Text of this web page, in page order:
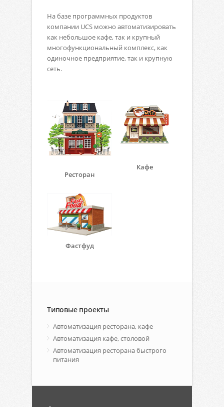
На базе программных продуктов
компании UCS можно автоматизировать
как небольшое кафе, так и крупный
многофункциональный комплекс, как
одиночное предприятие, так и крупную
сеть.
Ресторан
Кафе
Фастфуд
Типовые проекты
Автоматизация ресторана, кафе
Автоматизация кафе, столовой
Автоматизация ресторана быстрого
питания